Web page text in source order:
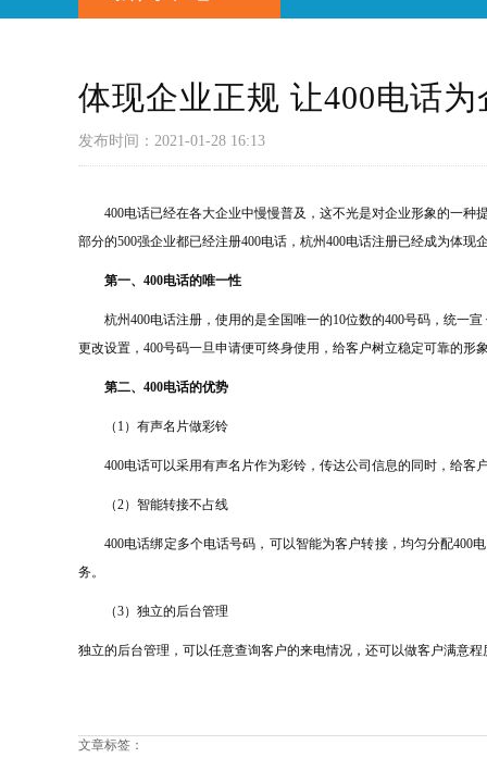
体现企业正规 让400电话
发布时间：2021-01-28 16:13
400电话已经在各大企业中慢慢普及，这不光是对企业形象的一种
部分的500强企业都已经注册400电话，杭州400电话注册已经成为体现
第一、400电话的唯一性
杭州400电话注册，使用的是全国唯一的10位数的400号码，统一
更改设置，400号码一旦申请便可终身使用，给客户树立稳定可靠的形
第二、400电话的优势
（1） 有声名片做彩铃
400电话可以采用有声名片作为彩铃，传达公司信息的同时，给客
（2） 智能转接不占线
400电话绑定多个电话号码，可以智能为客户转接，均匀分配400
务。
（3） 独立的后台管理
独立的后台管理，可以任意查询客户的来电情况， 还可以做客户满意程
文章标签：